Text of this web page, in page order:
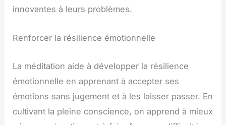
innovantes à leurs problèmes.
Renforcer la résilience émotionnelle
La méditation aide à développer la résilience
émotionnelle en apprenant à accepter ses
émotions sans jugement et à les laisser passer. En
cultivant la pleine conscience, on apprend à mieux